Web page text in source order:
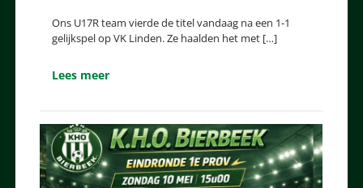
Ons U17R team vierde de titel vandaag na een 1-1
gelijkspel op VK Linden. Ze haalden het met […]
Lees meer